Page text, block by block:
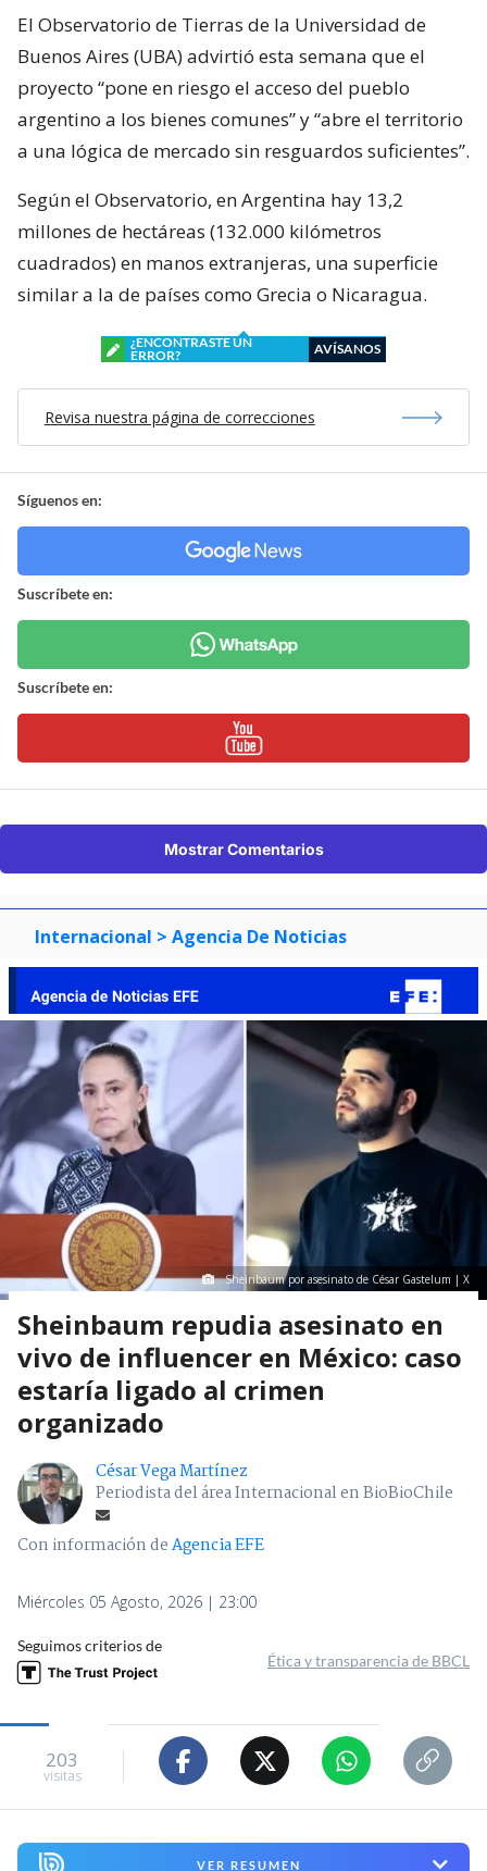
El Observatorio de Tierras de la Universidad de
Buenos Aires (UBA) advirtió esta semana que el
proyecto “pone en riesgo el acceso del pueblo
argentino a los bienes comunes” y “abre el territorio
a una lógica de mercado sin resguardos suficientes”.
Según el Observatorio, en Argentina hay 13,2
millones de hectáreas (132.000 kilómetros
cuadrados) en manos extranjeras, una superficie
similar a la de países como Grecia o Nicaragua.
¿ENCONTRASTE UN
ERROR?
AVÍSANOS
Revisa nuestra página de correcciones
Síguenos en:
Suscríbete en:
Suscríbete en:
Mostrar Comentarios
Internacional > Agencia De Noticias
Sheinbaum por asesinato de César Gastelum | X
Sheinbaum repudia asesinato en
vivo de influencer en México: caso
estaría ligado al crimen
organizado
César Vega Martínez
Periodista del área Internacional en BioBioChile
Con información deAgencia EFE
Miércoles 05 Agosto, 2026 | 23:00
Seguimos criterios de
Ética y transparencia de BBCL
203
visitas
VER RESUMEN